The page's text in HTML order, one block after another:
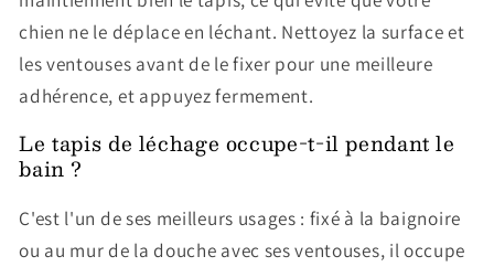
chien ne le déplace en léchant. Nettoyez la surface et
les ventouses avant de le fixer pour une meilleure
adhérence, et appuyez fermement.
Le tapis de léchage occupe-t-il pendant le
bain ?
C'est l'un de ses meilleurs usages : fixé à la baignoire
ou au mur de la douche avec ses ventouses, il occupe